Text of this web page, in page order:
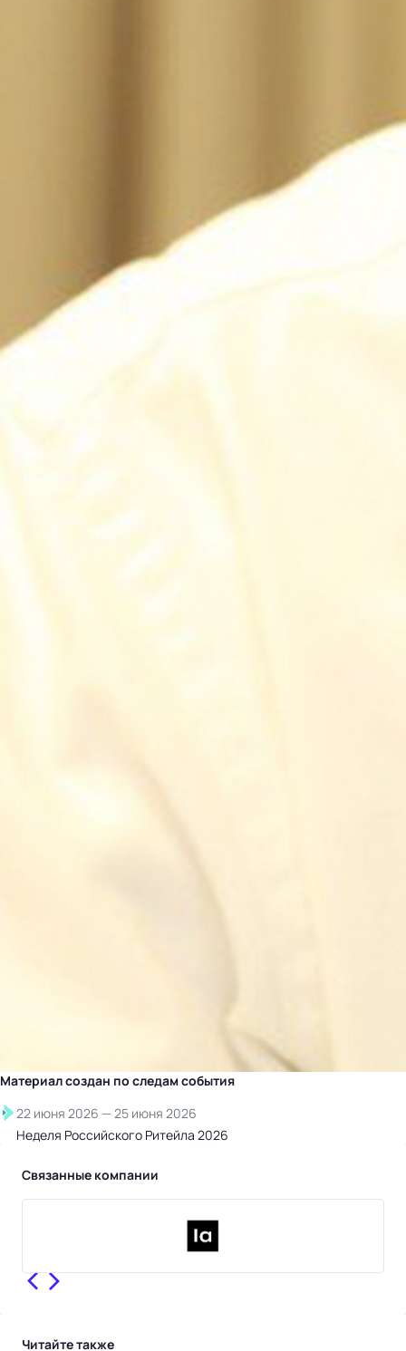
Материал создан по следамсобытия
22 июня 2026 — 25 июня 2026
Неделя Российского Ритейла 2026
Связанные компании
Читайте также